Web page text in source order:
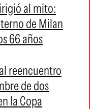
al mito:
de Milan
66 años
reencuentro
de dos
la Copa